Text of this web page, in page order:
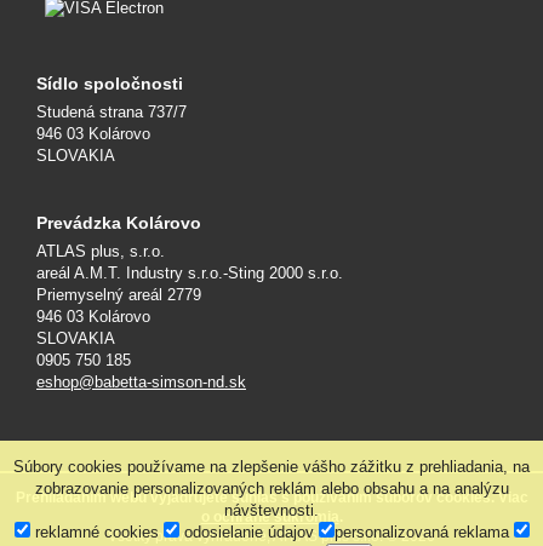
Sídlo spoločnosti
Studená strana 737/7
946 03 Kolárovo
SLOVAKIA
Prevádzka Kolárovo
ATLAS plus, s.r.o.
areál A.M.T. Industry s.r.o.-Sting 2000 s.r.o.
Priemyselný areál 2779
946 03 Kolárovo
SLOVAKIA
0905 750 185
eshop@babetta-simson-nd.sk
Prehliadaním webu vyjadrujete súhlas s používaním súborov cookies. Viac
o ochrane súkromia
Všetky práva vyhradené, ATLAS plus s.r.o. © 2026
Súbory cookies používame na zlepšenie vášho zážitku z prehliadania, na
zobrazovanie personalizovaných reklám alebo obsahu a na analýzu
návštevnosti.
reklamné cookies
odosielanie údajov
personalizovaná reklama